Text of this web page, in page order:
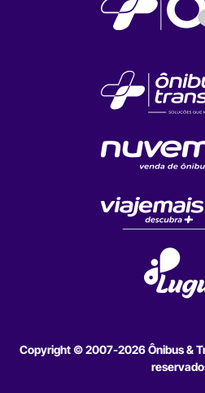
Copyright © 2007-2026 Ônibus &